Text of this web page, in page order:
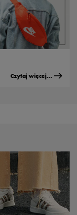
Czytaj więcej...